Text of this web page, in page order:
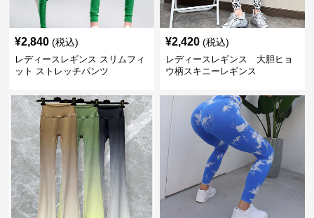
¥2,840 (税込)
レディースレギンス スリムフィ
ット ストレッチパンツ
¥2,420 (税込)
レディースレギンス 大胆ヒョ
ウ柄スキニーレギンス